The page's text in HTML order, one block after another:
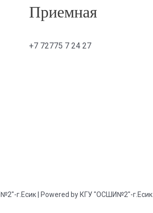
Приемная
+7 72775 7 24 27
г.Есик | Powered by КГУ "ОСШИ№2"-г.Есик